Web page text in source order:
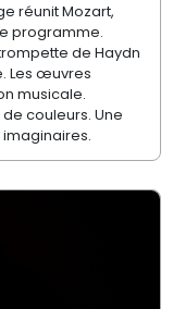
réunit Mozart,
programme.
de Haydn
Les œuvres
musicale.
couleurs. Une